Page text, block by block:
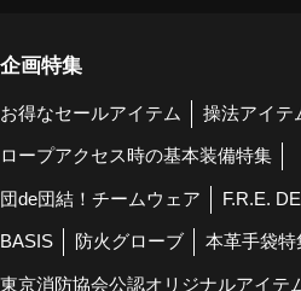
企画特集
お得なセールアイテム 操法アイテ
ロープアクセス時の基本装備特集
団de団結！チームウェア F.R.E.
BASIS 防火グローブ 本革手袋特
東京消防協会公認オリジナルアイテ